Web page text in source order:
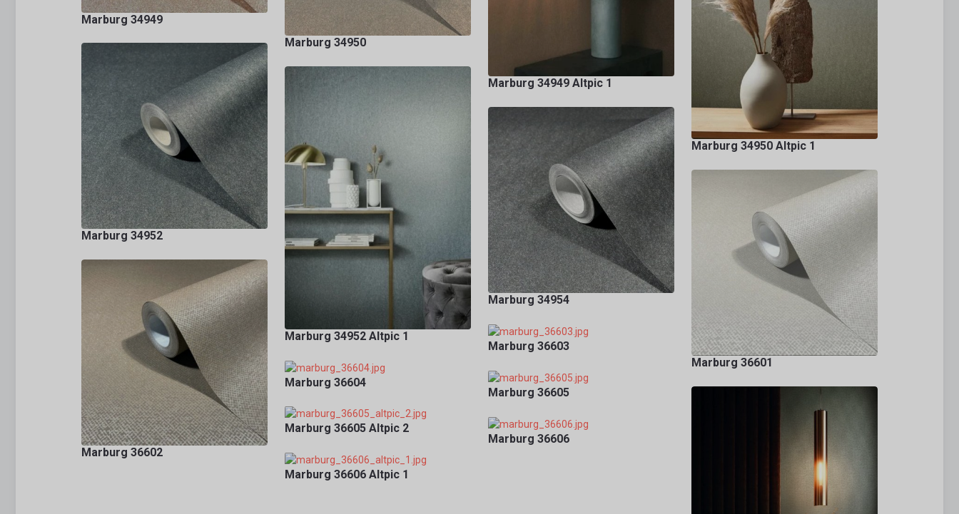
Marburg 34949
Marburg 34949 Altpic 1
Marburg 34950
Marburg 34950 Altpic 1
Marburg 34952
Marburg 34952 Altpic 1
Marburg 34954
Marburg 36601
Marburg 36602
Marburg 36603
Marburg 36604
Marburg 36605
Marburg 36605 Altpic 2
Marburg 36606
Marburg 36606 Altpic 1